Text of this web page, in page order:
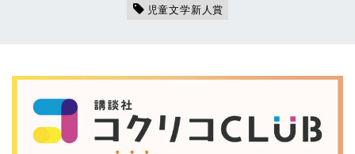
児童文学新人賞